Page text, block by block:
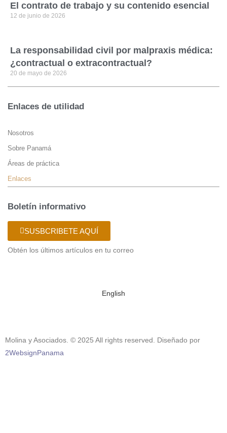
El contrato de trabajo y su contenido esencial
12 de junio de 2026
La responsabilidad civil por malpraxis médica:
¿contractual o extracontractual?
20 de mayo de 2026
Enlaces de utilidad
Nosotros
Sobre Panamá
Áreas de práctica
Enlaces
Boletín informativo
SUSBCRIBETE AQUÍ
Obtén los últimos artículos en tu correo
English
Molina y Asociados. © 2025 All rights reserved. Diseñado por
2WebsignPanama